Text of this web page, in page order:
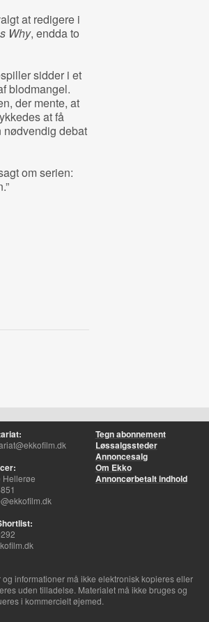
at redigere i
Why, endda to
sidder i et
blodmangel.
der mente, at
at få
nødvendig debat
om serien:
Hellerøe
Tegn abonnement
Løssalgssteder
Annoncesalg
Om Ekko
Annoncørbetalt indhold
og informationer må ikke elektronisk kopieres eller
uden tilladelse. Materialet må ikke bruges og
i kommercielt øjemed.